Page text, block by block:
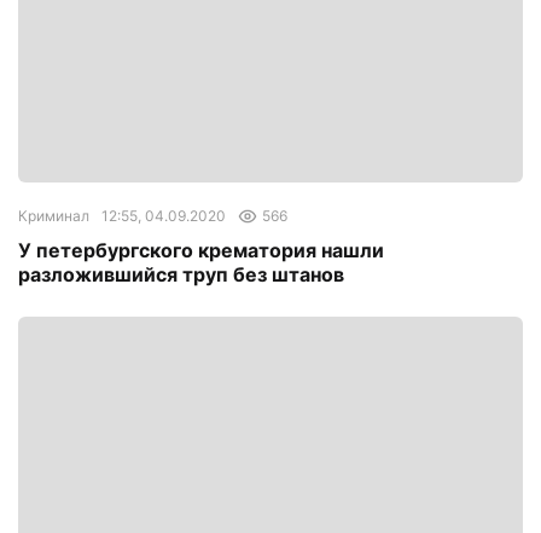
Криминал 12:55, 04.09.2020 566
У петербургского крематория нашли
разложившийся труп без штанов